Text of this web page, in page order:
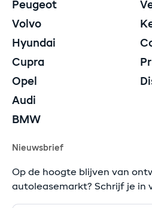
Peugeot
Volvo
Hyundai
Cupra
Opel
Audi
BMW
Nieuwsbrief
Op de hoogte blijven van
autoleasemarkt? Schrijf je in